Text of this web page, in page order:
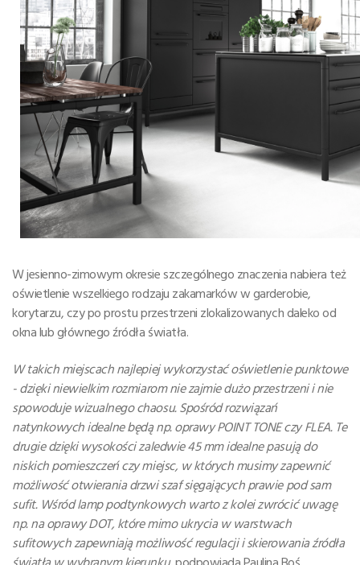
W jesienno-zimowym okresie szczególnego znaczenia nabiera też
oświetlenie wszelkiego rodzaju zakamarków w garderobie,
korytarzu, czy po prostu przestrzeni zlokalizowanych daleko od
okna lub głównego źródła światła.
W takich miejscach najlepiej wykorzystać oświetlenie punktowe
- dzięki niewielkim rozmiarom nie zajmie dużo przestrzeni i nie
spowoduje wizualnego chaosu. Spośród rozwiązań
natynkowych idealne będą np. oprawy POINT TONE czy FLEA. Te
drugie dzięki wysokości zaledwie 45 mm idealne pasują do
niskich pomieszczeń czy miejsc, w których musimy zapewnić
możliwość otwierania drzwi szaf sięgających prawie pod sam
sufit. Wśród lamp podtynkowych warto z kolei zwrócić uwagę
np. na oprawy DOT, które mimo ukrycia w warstwach
sufitowych zapewniają możliwość regulacji i skierowania źródła